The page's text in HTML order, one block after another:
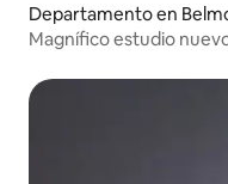
Departamento en
Magnífico estudio